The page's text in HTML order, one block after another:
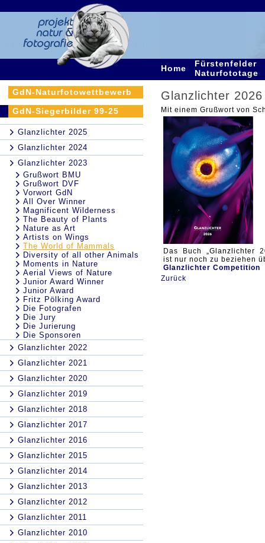
Home
Fürstenfelder
Naturfototage
GdN-Naturfotowettbewerb
GdN-Siegerbilder 99-25
Glanzlichter 2025
Glanzlichter 2024
Glanzlichter 2023
Grußwort BMU
Grußwort DVF
Vorwort GdN
All Over Winner
Magnificent Wilderness
The Beauty of Plants
Nature as Art
Artists on Wings
The World of Mammals
Diversity of all other Animals
Moments in Nature
Aerial Views of Nature
Junior Award Winner
Junior Award
Fritz Pölking Award
Die Fotografen
Die Jury
Die Jurierung
Die Sponsoren
Glanzlichter 2022
Glanzlichter 2021
Glanzlichter 2020
Glanzlichter 2019
Glanzlichter 2018
Glanzlichter 2017
Glanzlichter 2016
Glanzlichter 2015
Glanzlichter 2014
Glanzlichter 2013
Glanzlichter 2012
Glanzlichter 2011
Glanzlichter 2010
Glanzlichter 2026
Mit einem Grußwort von
Das Buch „Glanzlichter
ist nur noch zu beziehen
Glanzlichter Competition
Zurück